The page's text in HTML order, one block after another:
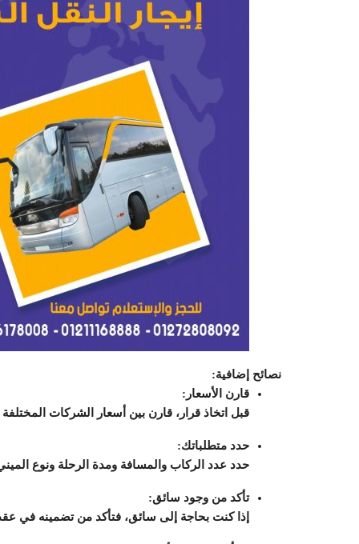
نصائح إضافية:
قارن الأسعار:
قبل اتخاذ قرار، قارن بين أسعار الشركات
حدد متطلباتك:
حدد عدد الركاب والمسافة ومدة الرحلة ونوع
تأكد من وجود سائق:
إذا كنت بحاجة إلى سائق، فتأكد من تضمينه في عقد